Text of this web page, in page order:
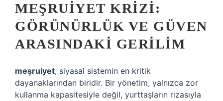
MEŞRUIYET KRIZI:
GÖRÜNÜRLÜK VE GÜVEN
ARASINDAKI GERILIM
meşruiyet, siyasal sistemin en kritik
dayanaklarından biridir. Bir yönetim, yalnızca zor
kullanma kapasitesiyle değil, yurttaşların rızasıyla